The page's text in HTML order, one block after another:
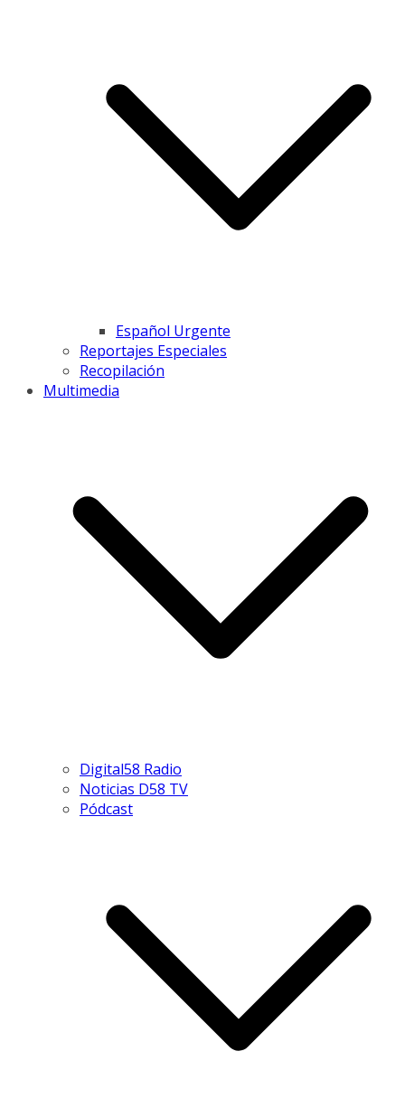
Español Urgente
Reportajes Especiales
Recopilación
Multimedia
Digital58 Radio
Noticias D58 TV
Pódcast